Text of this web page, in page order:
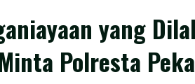
yang
Polresta